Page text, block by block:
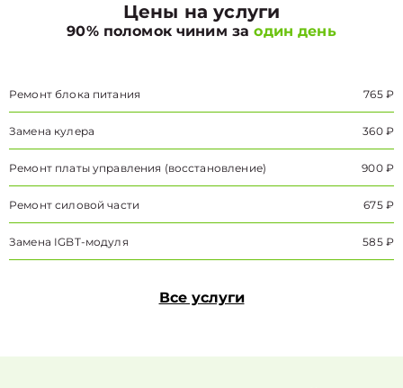
Цены на услуги
90% поломок чиним заодин день
Ремонт блока питания 765 ₽
Замена кулера 360 ₽
Ремонт платы управления (восстановление) 900 ₽
Ремонт силовой части 675 ₽
Замена IGBT-модуля 585 ₽
Все услуги